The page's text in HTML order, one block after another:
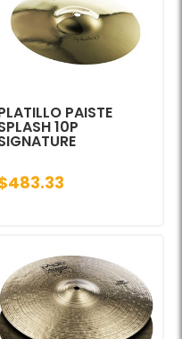
PAISTE
10P